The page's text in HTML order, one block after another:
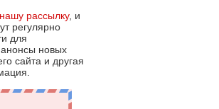
нашу рассылку, и
регулярно
для
новых
сайта и другая